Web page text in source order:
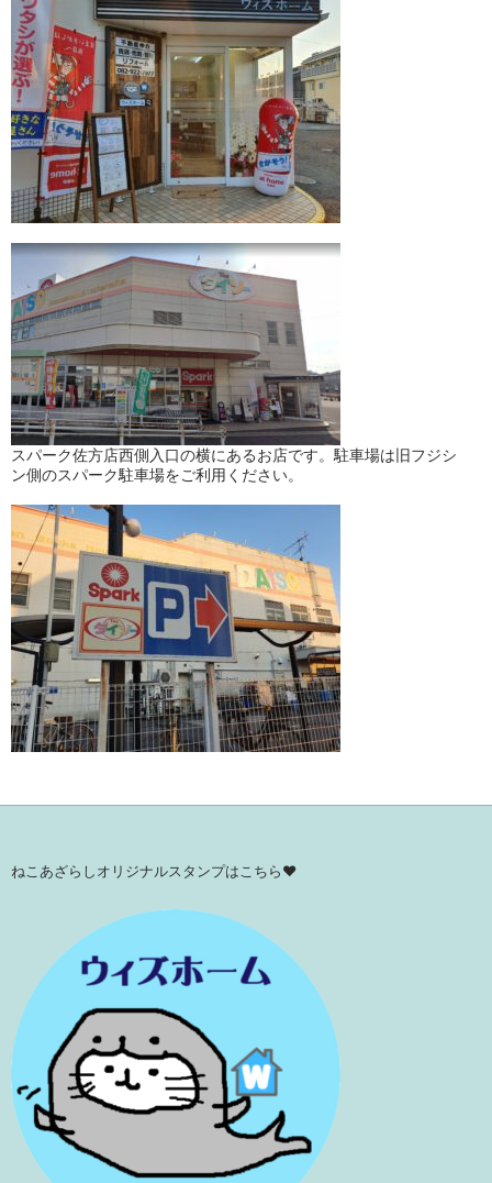
スパーク佐方店西側入口の横にあるお店です。駐車場は旧フジシ
ン側のスパーク駐車場をご利用ください。
ねこあざらしオリジナルスタンプはこちら♥